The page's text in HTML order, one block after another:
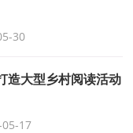
30
造大型乡村阅读活动
17